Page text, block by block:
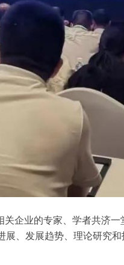
企业的专家、学者共济
、发展趋势、理论研究